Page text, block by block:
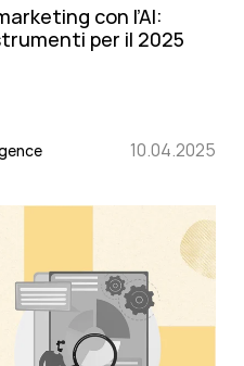
con l’AI:
per il 2025
10.04.2025